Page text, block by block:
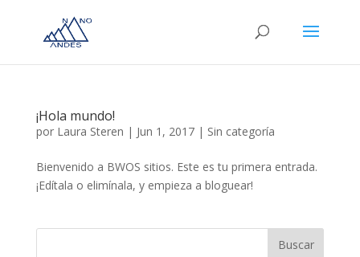
¡Hola mundo!
por Laura Steren | Jun 1, 2017| Sin categoría
Bienvenido a BWOS sitios. Este es tu primera entrada.
¡Edítala o elimínala, y empieza a bloguear!